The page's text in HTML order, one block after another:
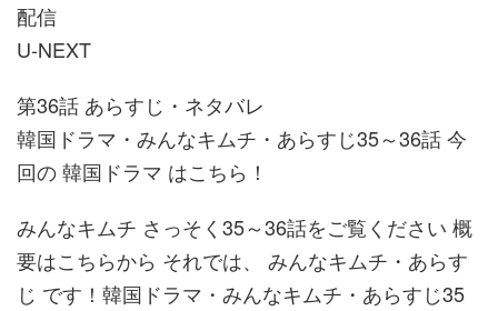
配信
U-NEXT
第36話 あらすじ・ネタバレ
韓国ドラマ・みんなキムチ・あらすじ35～36話 今
回の 韓国ドラマ はこちら！
みんなキムチ さっそく35～36話をご覧ください 概
要はこちらから それでは、 みんなキムチ・あらす
じ です！韓国ドラマ・みんなキムチ・あらすじ35